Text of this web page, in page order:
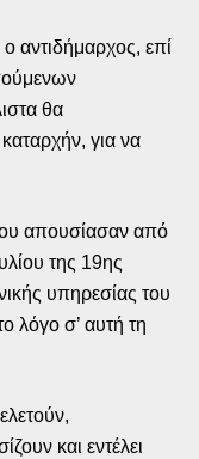
αντιδήμαρχος, επί
θα
για να
απουσίασαν από
της 19ης
υπηρεσίας του
λόγο σ’ αυτή τη
και εντέλει